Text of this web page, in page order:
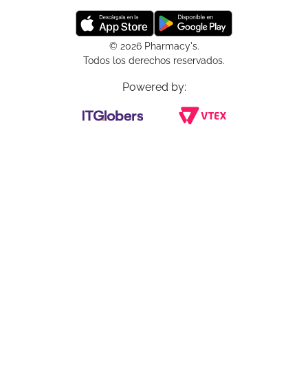
© 2026 Pharmacy's.
Todos los derechos reservados.
Powered by: